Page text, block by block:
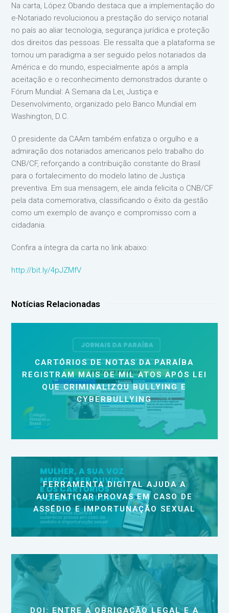
Na carta, López Obando destaca que a implementação do
e-Notariado revolucionou a prestação do serviço notarial
no país ao aliar tecnologia, segurança jurídica e proteção
dos direitos das pessoas. Ele ressalta que a plataforma se
tornou um paradigma a ser seguido pelos notariados da
América e do mundo, especialmente após a ampla
aceitação e o reconhecimento demonstrados durante o
Fórum Mundial: A Semana da Lei, Justiça e
Desenvolvimento, organizado pelo Banco Mundial em
Washington, D.C.
O presidente da CAAm também enfatiza o orgulho e a
admiração dos notariados americanos pelo trabalho do
CNB/CF, reforçando a contribuição constante do Brasil
para o fortalecimento do modelo latino de Justiça
preventiva. Em sua mensagem, ele ainda felicita o CNB/CF
pela data comemorativa, classificando o êxito da gestão
como um exemplo de avanço e compromisso com a
cidadania.
Confira a íntegra da carta no link abaixo:
http://bit.ly/4pJZMfV
Notícias Relacionadas
CARTÓRIOS DE NOTAS DA PARAÍBA
REGISTRAM MAIS DE MIL ATOS APÓS LEI
QUE CRIMINALIZOU BULLYING E
CYBERBULLYING
FERRAMENTA DIGITAL AJUDA A
AUTENTICAR PROVAS EM CASO DE
ASSÉDIO E IMPORTUNAÇÃO SEXUAL
DOI: ENTRE A OBRIGAÇÃO LEGAL E A